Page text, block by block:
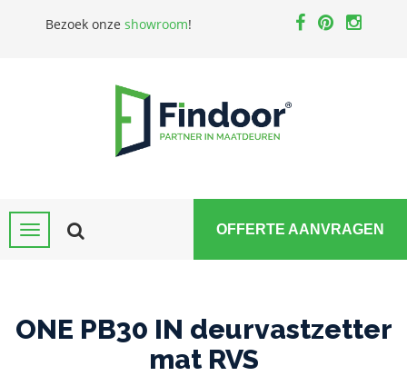
Bezoek onze showroom!
OFFERTE AANVRAGEN
ONE PB30 IN deurvastzetter
mat RVS